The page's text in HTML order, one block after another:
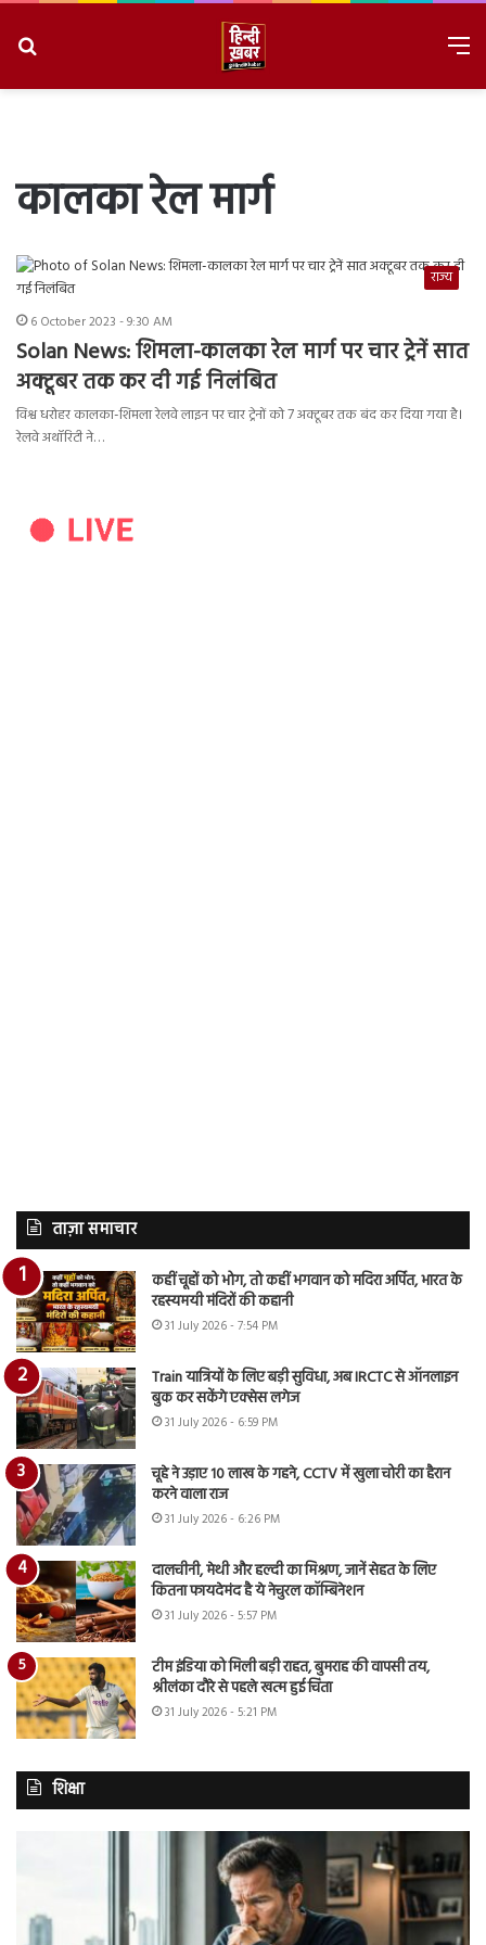
कालका रेल मार्ग
राज्य
6 October 2023 - 9:30 AM
Solan News: शिमला-कालका रेल मार्ग पर चार ट्रेनें सात
अक्टूबर तक कर दी गई निलंबित
विश्व धरोहर कालका-शिमला रेलवे लाइन पर चार ट्रेनों को 7 अक्टूबर तक बंद कर दिया गया है।
रेलवे अथॉरिटी ने…
ताज़ा समाचार
कहीं चूहों को भोग, तो कहीं भगवान को मदिरा अर्पित, भारत के
रहस्यमयी मंदिरों की कहानी
31 July 2026 - 7:54 PM
Train यात्रियों के लिए बड़ी सुविधा, अब IRCTC से ऑनलाइन
बुक कर सकेंगे एक्सेस लगेज
31 July 2026 - 6:59 PM
चूहे ने उड़ाए 10 लाख के गहने, CCTV में खुला चोरी का हैरान
करने वाला राज
31 July 2026 - 6:26 PM
दालचीनी, मेथी और हल्दी का मिश्रण, जानें सेहत के लिए
कितना फायदेमंद है ये नेचुरल कॉम्बिनेशन
31 July 2026 - 5:57 PM
टीम इंडिया को मिली बड़ी राहत, बुमराह की वापसी तय,
श्रीलंका दौरे से पहले खत्म हुई चिंता
31 July 2026 - 5:21 PM
शिक्षा